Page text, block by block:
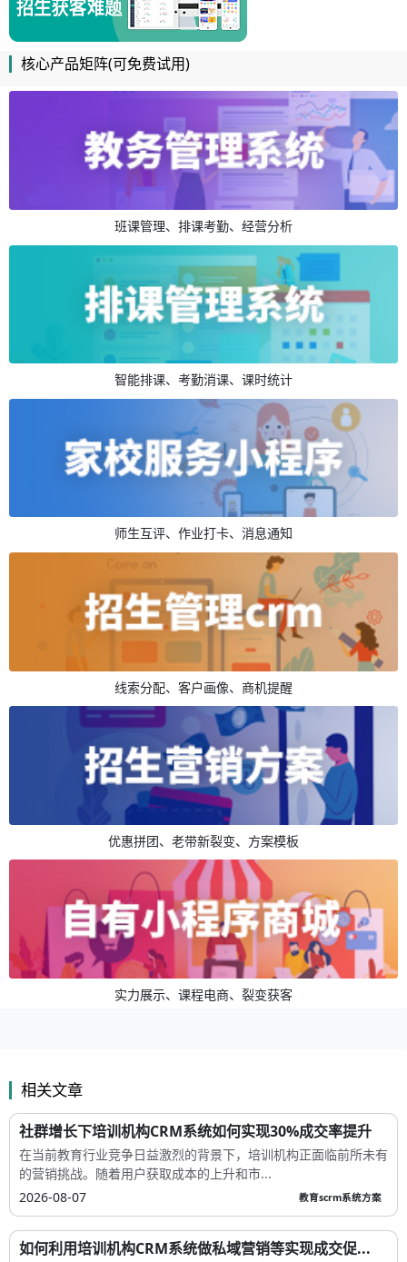
核心产品矩阵(可免费试用)
班课管理、排课考勤、经营分析
智能排课、考勤消课、课时统计
师生互评、作业打卡、消息通知
线索分配、客户画像、商机提醒
优惠拼团、老带新裂变、方案模板
实力展示、课程电商、裂变获客
相关文章
社群增长下培训机构CRM系统如何实现30%成交率提升
在当前教育行业竞争日益激烈的背景下，培训机构正面临前所未有
的营销挑战。随着用户获取成本的上升和市...
2026-08-07
教育scrm系统方案
如何利用培训机构CRM系统做私域营销等实现成交促...